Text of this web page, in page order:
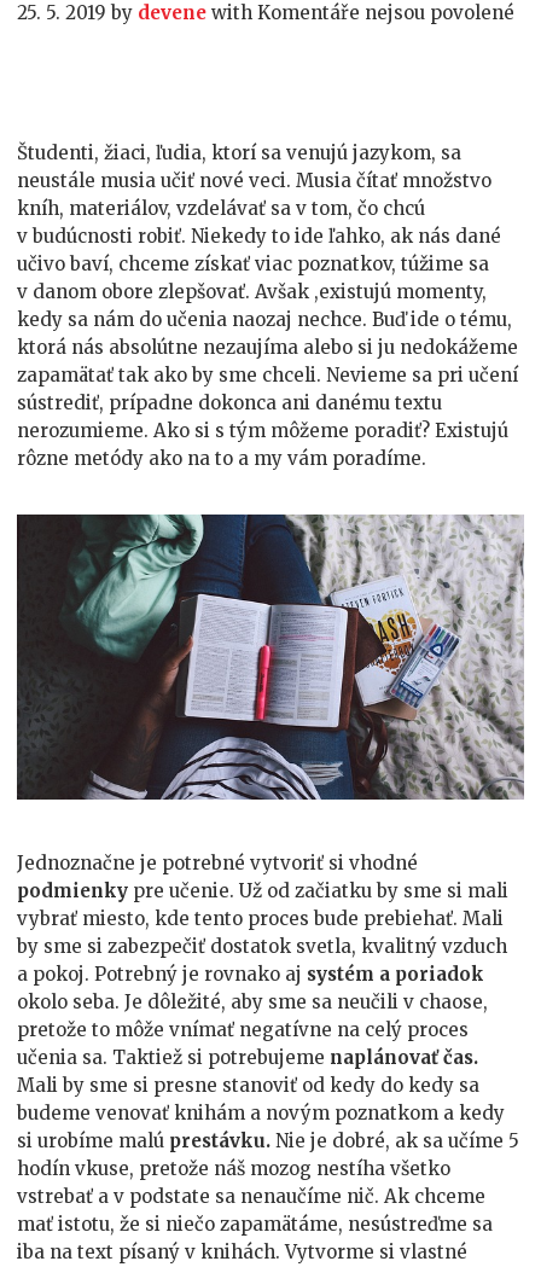
25. 5. 2019 by devene withKomentáře nejsou povolené
Študenti, žiaci, ľudia, ktorí sa venujú jazykom, sa
neustále musia učiť nové veci. Musia čítať množstvo
kníh, materiálov, vzdelávať sa v tom, čo chcú
v budúcnosti robiť. Niekedy to ide ľahko, ak nás dané
učivo baví, chceme získať viac poznatkov, túžime sa
v danom obore zlepšovať. Avšak ,existujú momenty,
kedy sa nám do učenia naozaj nechce. Buď ide o tému,
ktorá nás absolútne nezaujíma alebo si ju nedokážeme
zapamätať tak ako by sme chceli. Nevieme sa pri učení
sústrediť, prípadne dokonca ani danému textu
nerozumieme. Ako si s tým môžeme poradiť? Existujú
rôzne metódy ako na to a my vám poradíme.
Jednoznačne je potrebné vytvoriť si vhodné
podmienky pre učenie. Už od začiatku by sme si mali
vybrať miesto, kde tento proces bude prebiehať. Mali
by sme si zabezpečiť dostatok svetla, kvalitný vzduch
a pokoj. Potrebný je rovnako aj systém a poriadok
okolo seba. Je dôležité, aby sme sa neučili v chaose,
pretože to môže vnímať negatívne na celý proces
učenia sa. Taktiež si potrebujeme naplánovať čas.
Mali by sme si presne stanoviť od kedy do kedy sa
budeme venovať knihám a novým poznatkom a kedy
si urobíme malú prestávku.Nie je dobré, ak sa učíme 5
hodín vkuse, pretože náš mozog nestíha všetko
vstrebať a v podstate sa nenaučíme nič. Ak chceme
mať istotu, že si niečo zapamätáme, nesústreďme sa
iba na text písaný v knihách. Vytvorme si vlastné